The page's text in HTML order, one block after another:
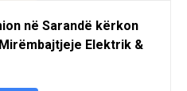
në Sarandë kërkon
Elektrik &